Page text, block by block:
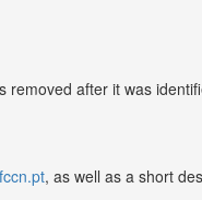
after it was
, as well as a short